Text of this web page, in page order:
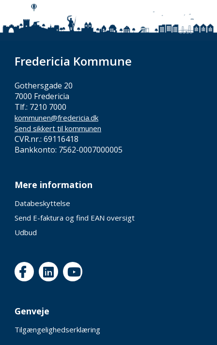
Fredericia Kommune
Gothersgade 20
7000 Fredericia
Tlf.: 7210 7000
kommunen@fredericia.dk
Send sikkert til kommunen
CVR.nr.: 69116418
Bankkonto: 7562-0007000005
Mere information
Databeskyttelse
Send E-faktura og find EAN oversigt
Udbud
Genveje
Tilgængelighedserklæring